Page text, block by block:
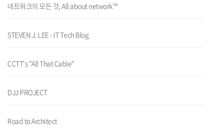
네트워크의 모든 것, All about network™
STEVEN J. LEE - IT Tech Blog
CCTT's "All That Cable"
DJJ PROJECT
Road to Architect